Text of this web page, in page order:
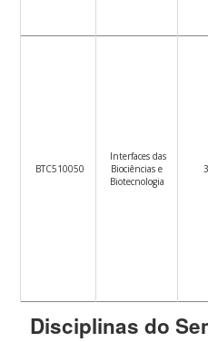
BTC510050
Interfaces das
Biociências e
Biotecnologia
3
Disciplinas do